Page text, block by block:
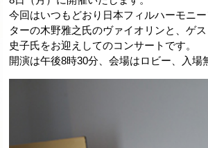
今回はいつもどおり日本フィルハーモニ
ターの木野雅之氏のヴァイオリンと、ゲ
史子氏をお迎えしてのコンサートです。
開演は午後8時30分、会場はロビー、入場